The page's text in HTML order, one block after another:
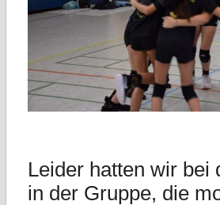
Leider hatten wir bei
in der Gruppe, die